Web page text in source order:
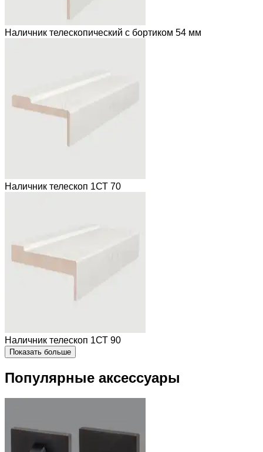
Наличник телескопический с бортиком 54 мм
Наличник телескоп 1СТ 70
Наличник телескоп 1СТ 90
Показать больше
Популярные аксессуары